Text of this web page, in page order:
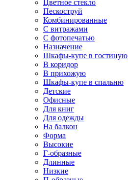
Цветное стекло
Пескоструй
Комбинированные
С витражами
С фотопечатью
Назначение
Шкафы-купе в гостиную
В коридор
В прихожую
Шкафы-купе в спальню
Детские
Офисные
Для книг
Для одежды
На балкон
Форма
Высокие
Г-образные
Длинные
Низкие